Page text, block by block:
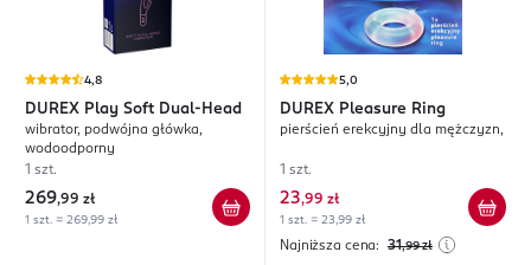
4,8
DUREX Play Soft Dual-Head
wibrator, podwójna główka,
wodoodporny
1 szt.
269,99 zł
1 szt. = 269,99 zł
5,0
DUREX Pleasure Ring
pierścień erekcyjny dla mężczyzn,
1 szt.
23,99 zł
1 szt. = 23,99 zł
Najniższa cena: 31,99 zł